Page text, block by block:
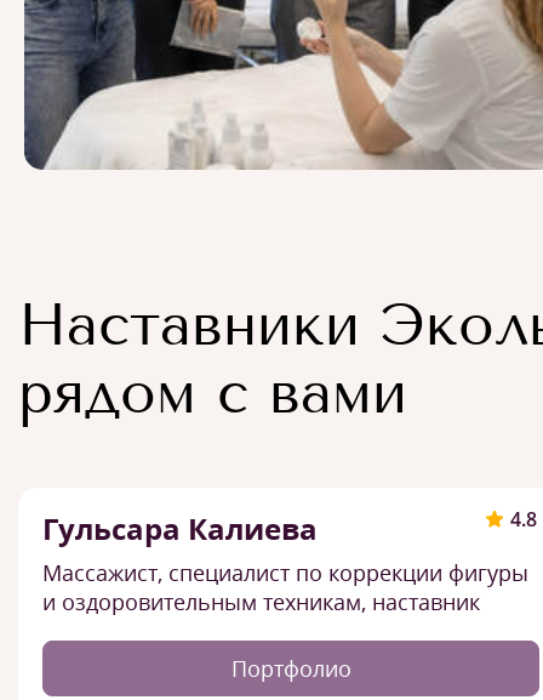
Наставники
рядом с вами
4.8
Гульсара Калиева
Массажист, специалист по коррекции фигуры
и оздоровительным техникам, наставник
Портфолио